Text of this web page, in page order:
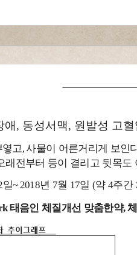
애 , 동성서맥, 원발성 고혈
옇고,사물이 어른거리게 보인
래전부터 등이 결리고 뒷목도
일~ 2018년 7월 17일 (약 4주간
태음인 체질개선 맞춤한약,